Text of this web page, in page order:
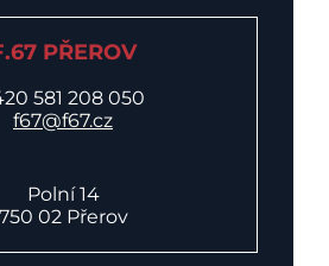
PŘEROV
581 208 050
f67@f67.cz
Polní 14
750 02 Přerov